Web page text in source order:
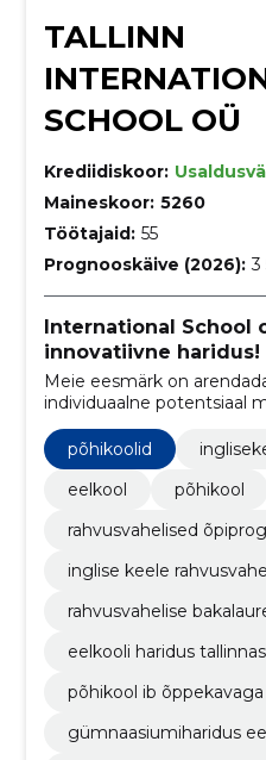
TALLINN
SCHOOL OÜ
Krediidiskoor:
Maineskoor: 5260
Töötajaid: 55
Prognooskäive (2026): 3
International School
innovatiivne haridus!
Meie eesmärk on
individuaalne potentsiaal
õpikeskkonnas, kus
tagatakse turvalised ja
põhikoolid
eelkool
põhikool
rahvusvahelised
inglise keele
rahvusvahelise
eelkooli haridus tallinnas
põhikool ib õppekavaga
gümnaasiumiharidus